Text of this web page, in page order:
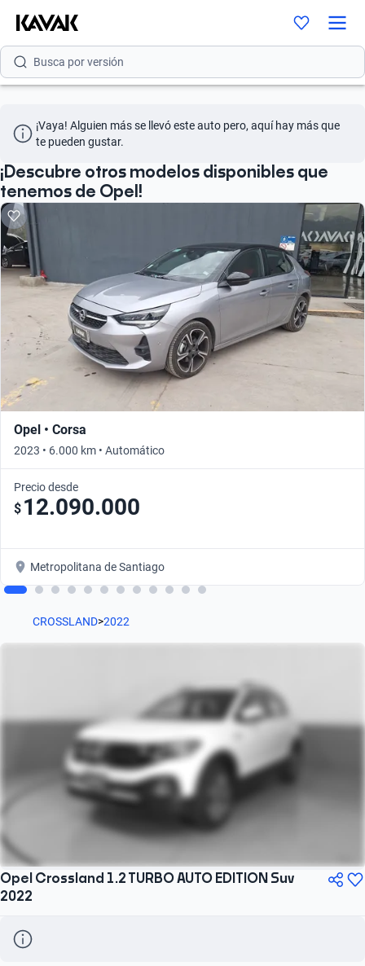
Busca por modelo
Busca por versión
Busca por marca
Busca por modelo
Busca por versión
Busca por año
¡Vaya! Alguien más se llevó este auto pero, aquí hay más que
te pueden gustar.
¡Descubre otros modelos disponibles que
tenemos de Opel!
Opel • Corsa
2023 • 6.000 km • Automático
Precio desde
$ 12.090.000
Metropolitana de Santiago
CROSSLAND>2022
Opel Crossland 1.2 TURBO AUTO EDITION Suv
2022